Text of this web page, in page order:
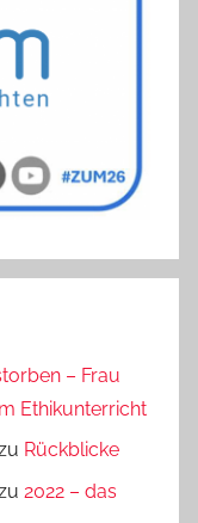
– Frau
Ethikunterricht
Rückblicke
2022 – das